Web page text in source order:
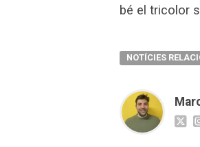
bé el tricolor
NOTÍCIES